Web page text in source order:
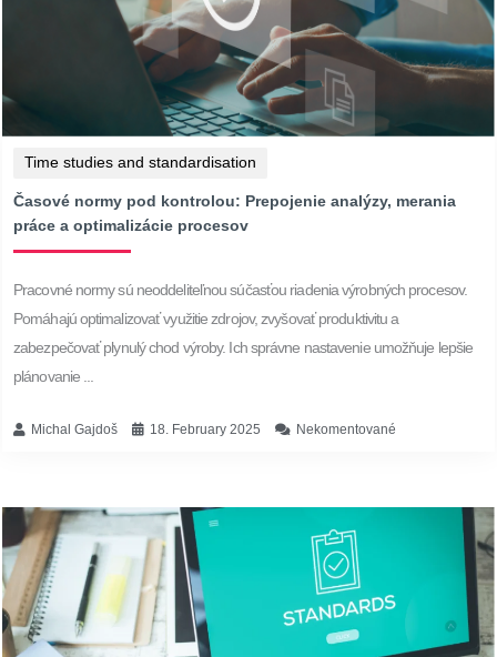
Time studies and standardisation
Časové normy pod kontrolou: Prepojenie analýzy, merania
práce a optimalizácie procesov
Pracovné normy sú neoddeliteľnou súčasťou riadenia výrobných procesov.
Pomáhajú optimalizovať využitie zdrojov, zvyšovať produktivitu a
zabezpečovať plynulý chod výroby. Ich správne nastavenie umožňuje lepšie
plánovanie ...
Michal Gajdoš 18. February 2025 Nekomentované